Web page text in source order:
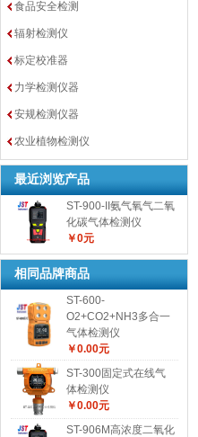
食品安全检测
辐射检测仪
标定校准器
力学检测仪器
安规检测仪器
农业植物检测仪
最近浏览产品
ST-900-II氨气氧气二氧
化碳气体检测仪
￥0元
相同品牌商品
ST-600-
O2+CO2+NH3多合一
气体检测仪
￥0.00元
ST-300固定式在线气
体检测仪
￥0.00元
ST-906M高浓度二氧化